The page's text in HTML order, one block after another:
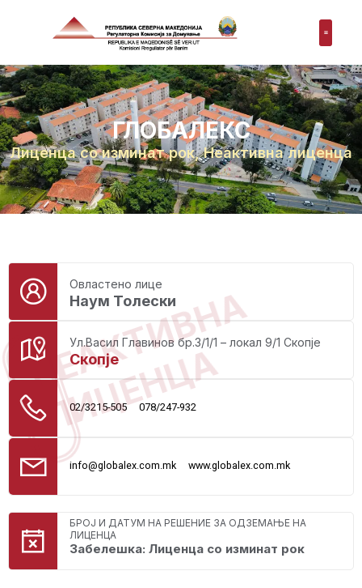
ГЛОБАЛЕКС
Лиценца со изминат рок,Неактивна лиценца
Овластено лице
Наум Толески
Ул.Васил Главинов бр.3/1/1 – локал 9/1 Скопје
Скопје
02/3215-505 078/247-932
info@globalex.com.mk www.globalex.com.mk
БРОЈ И ДАТУМ НА РЕШЕНИЕ ЗА ОДЗЕМАЊЕ НА
ЛИЦЕНЦА
Забелешка: Лиценца со изминат рок
НЕАКТИВНА
ЛИЦЕНЦА